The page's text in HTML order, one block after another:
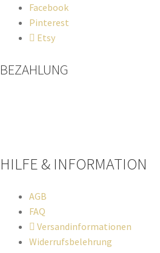
Facebook
Pinterest
Etsy
BEZAHLUNG
HILFE & INFORMATION​
AGB
FAQ
Versandinformationen
Widerrufsbelehrung